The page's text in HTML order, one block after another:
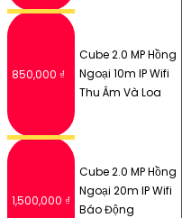
850,000 ₫
Cube 2.0 MP Hồng
Ngoại 10m IP Wifi
Thu Âm Và Loa
1,500,000 ₫
Cube 2.0 MP Hồng
Ngoại 20m IP Wifi
Báo Động